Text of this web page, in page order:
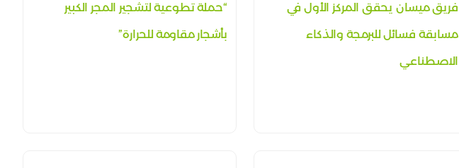
فريق ميسان يحقق المركز الأول في
مسابقة فسائل للبرمجة والذكاء
الاصطناعي
“حملة تطوعية لتشجير المجر الكبير
بأشجار مقاومة للحرارة”​​​​​​​​​​​​​​​​